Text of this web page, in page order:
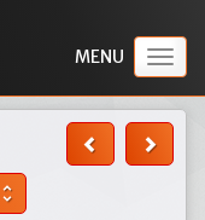
unfold_more